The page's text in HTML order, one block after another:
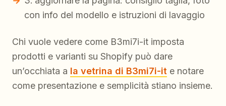
con info del modello e istruzioni di lavaggio
Chi vuole vedere come B3mi7i-it imposta
prodotti e varianti su Shopify può dare
un’occhiata a la vetrina di B3mi7i-it e notare
come presentazione e semplicità stiano insieme.